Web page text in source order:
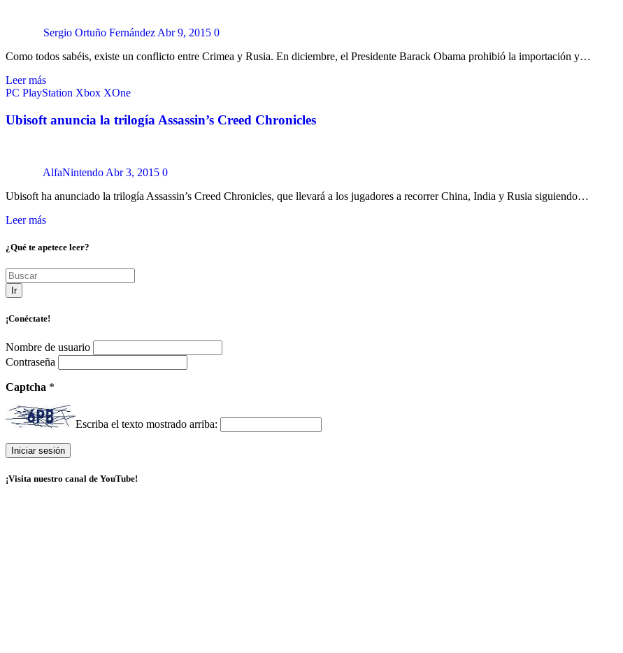
Sergio Ortuño FernándezAbr 9, 2015 0
Como todos sabéis, existe un conflicto entre Crimea y Rusia. En diciembre, el Presidente Barack Obama prohibió la importación y…
Leer más
PC PlayStation Xbox XOne
Ubisoft anuncia la trilogía Assassin’s Creed Chronicles
AlfaNintendo Abr 3, 2015 0
Ubisoft ha anunciado la trilogía Assassin’s Creed Chronicles, que llevará a los jugadores a recorrer China, India y Rusia siguiendo…
Leer más
¿Qué te apetece leer?
Ir
¡Conéctate!
Nombre de usuario
Contraseña
Captcha *
Escriba el texto mostrado arriba:
¡Visita nuestro canal de YouTube!